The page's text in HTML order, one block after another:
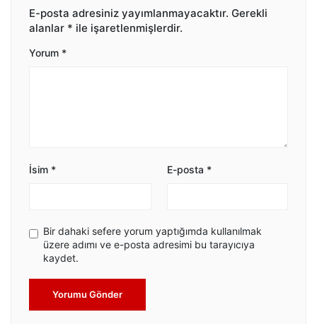
E-posta adresiniz yayımlanmayacaktır. Gerekli
alanlar * ile işaretlenmişlerdir.
Yorum *
İsim * E-posta *
Bir dahaki sefere yorum yaptığımda kullanılmak
üzere adımı ve e-posta adresimi bu tarayıcıya
kaydet.
Yorumu Gönder